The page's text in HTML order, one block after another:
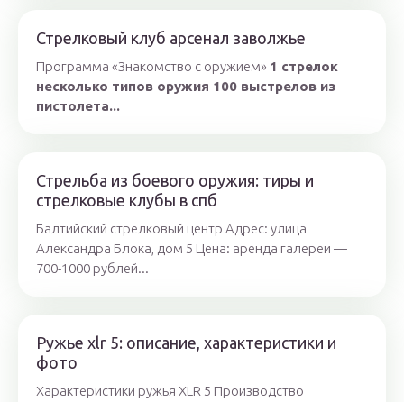
Стрелковый клуб арсенал заволжье
Программа «Знакомство с оружием» 1 стрелок
несколько типов оружия 100 выстрелов из
пистолета...
Стрельба из боевого оружия: тиры и
стрелковые клубы в спб
Балтийский стрелковый центр Адрес: улица
Александра Блока, дом 5 Цена: аренда галереи —
700-1000 рублей...
Ружье xlr 5: описание, характеристики и
фото
Характеристики ружья XLR 5 Производство